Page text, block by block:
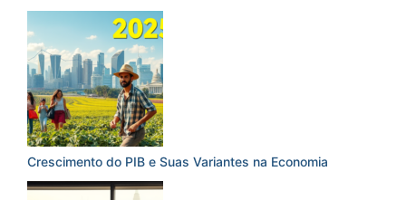
Crescimento do PIB e Suas Variantes na Economia